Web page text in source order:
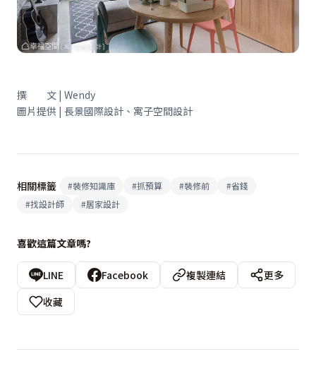
撰 文 | Wendy
圖片提供 | 長景國際設計、寓子空間設計
相關標籤 #裝修知識庫 #抓預算 #裝修前 #省錢
#找設計師 #居家設計
喜歡這篇文章嗎?
LINE Facebook 複製連結
更多
收藏